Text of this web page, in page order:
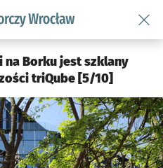
podserwis: Strategia
Borku jest szklany
triQube [5/10]